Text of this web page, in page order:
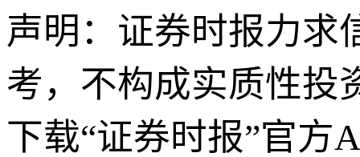
声明：证券时报力求
考，不构成实质性投
下载“证券时报”官方